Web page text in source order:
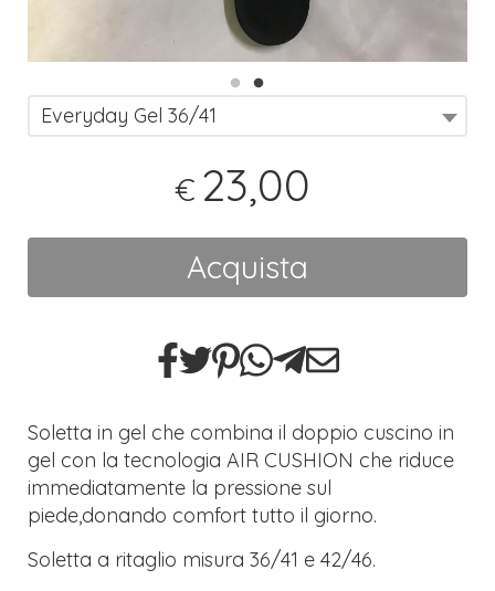
Everyday Gel 36/41
€ 23,00
Acquista
Soletta in gel che combina il doppio cuscino in
gel con la tecnologia AIR CUSHION che riduce
immediatamente la pressione sul
piede,donando comfort tutto il giorno.
Soletta a ritaglio misura 36/41 e 42/46.